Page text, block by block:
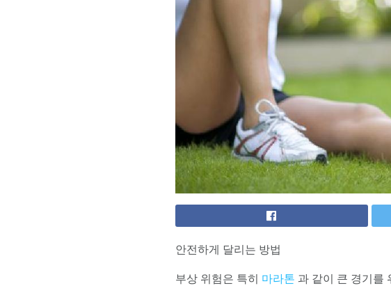
안전하게 달리는 방법
부상 위험은 특히 마라톤 과 같이 큰 경기를